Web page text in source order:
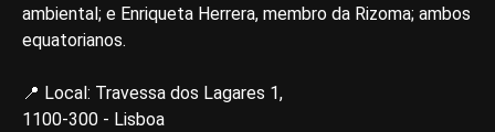
ambiental; e Enriqueta Herrera, membro da Rizoma; ambos
equatorianos.
📍 Local: Travessa dos Lagares 1,
1100-300 - Lisboa